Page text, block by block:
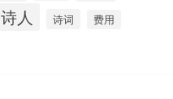
诗人 诗词 费用